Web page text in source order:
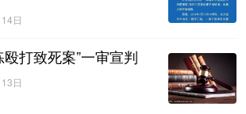
日
打致死案”一审宣判
日